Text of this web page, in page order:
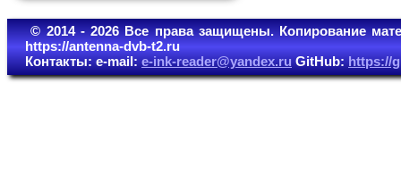
© 2014 - 2026 Все права защищены. Копирование
https://antenna-dvb-t2.ru
Контакты: e-mail:e-ink-reader@yandex.ruGitHub:https://